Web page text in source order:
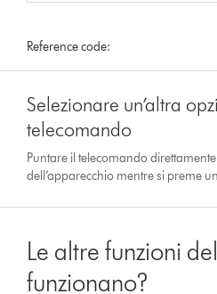
Reference code:
Selezionare un’altra
telecomando
Puntare il telecomando
dell’apparecchio mentre si preme
Le altre funzioni
funzionano?